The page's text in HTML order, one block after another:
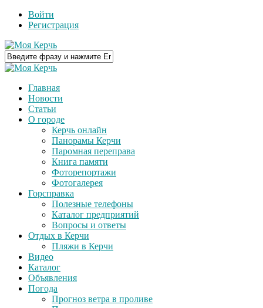
Войти
Регистрация
Главная
Новости
Статьи
О городе
Керчь онлайн
Панорамы Керчи
Паромная переправа
Книга памяти
Фоторепортажи
Фотогалерея
Горсправка
Полезные телефоны
Каталог предприятий
Вопросы и ответы
Отдых в Керчи
Пляжи в Керчи
Видео
Каталог
Объявления
Погода
Прогноз ветра в проливе